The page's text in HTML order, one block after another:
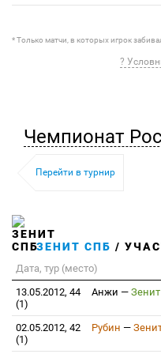
* Только матчи, в которых игрок
?
Чемпионат
Перейти в турнир
ЗЕНИТ СПБ /
Дата, тур (место)
13.05.2012, 44
(1)
Анжи —
02.05.2012, 42
(1)
Рубин —